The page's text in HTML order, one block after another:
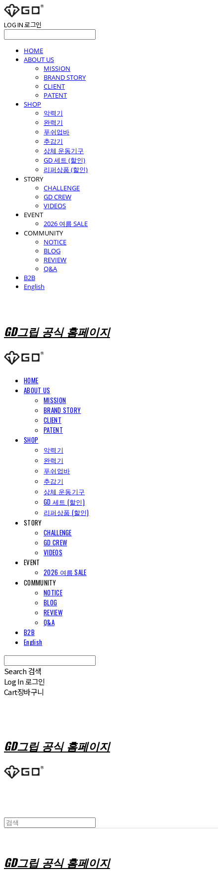
LOG IN로그인
HOME
ABOUT US
MISSION
BRAND STORY
CLIENT
PATENT
SHOP
악력기
완력기
푸쉬업바
추감기
상체 운동기구
GD 세트 (할인)
리퍼상품 (할인)
STORY
CHALLENGE
GD CREW
VIDEOS
EVENT
2026 여름 SALE
COMMUNITY
NOTICE
BLOG
REVIEW
Q&A
B2B
English
GD그립 공식 홈페이지
HOME
ABOUT US
MISSION
BRAND STORY
CLIENT
PATENT
SHOP
악력기
완력기
푸쉬업바
추감기
상체 운동기구
GD 세트 (할인)
리퍼상품 (할인)
STORY
CHALLENGE
GD CREW
VIDEOS
EVENT
2026 여름 SALE
COMMUNITY
NOTICE
BLOG
REVIEW
Q&A
B2B
English
Search 검색
Log In로그인
Cart장바구니
GD그립 공식 홈페이지
GD그립 공식 홈페이지